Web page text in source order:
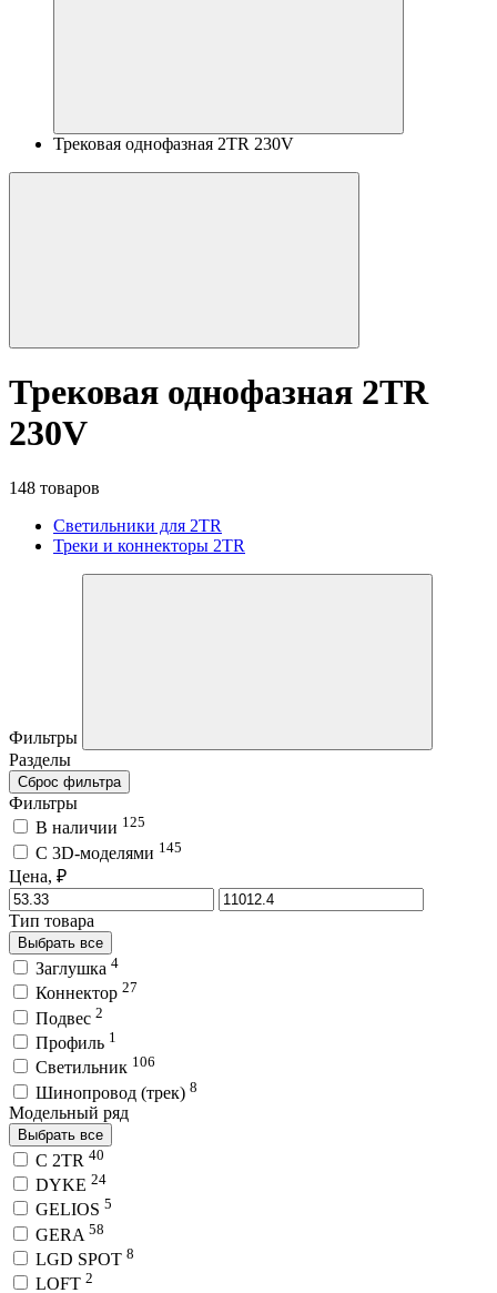
Трековая однофазная 2TR 230V
Трековая однофазная 2TR
230V
148 товаров
Светильники для 2TR
Треки и коннекторы 2TR
Фильтры
Разделы
Сброс фильтра
Фильтры
В наличии 125
C 3D-моделями 145
Цена, ₽
Тип товара
Выбрать все
Заглушка 4
Коннектор 27
Подвес 2
Профиль 1
Светильник 106
Шинопровод (трек) 8
Модельный ряд
Выбрать все
C 2TR 40
DYKE 24
GELIOS 5
GERA 58
LGD SPOT 8
LOFT 2